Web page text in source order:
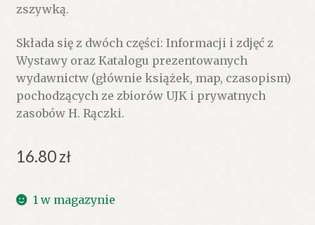
zszywką.
Składa się z dwóch części: Informacji i zdjęć z
Wystawy oraz Katalogu prezentowanych
wydawnictw (głównie książek, map, czasopism)
pochodzących ze zbiorów UJK i prywatnych
zasobów H. Rączki.
16.80zł
1 w magazynie